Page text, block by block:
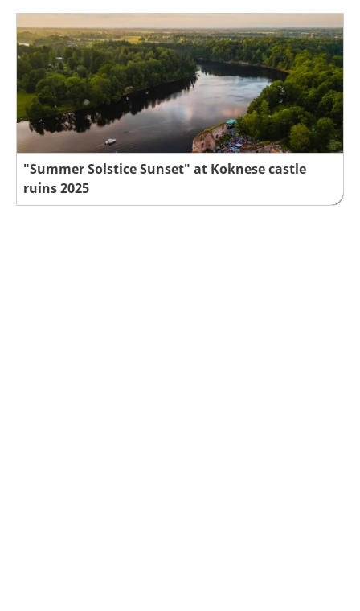
"Summer Solstice Sunset" at Koknese castle
ruins 2025